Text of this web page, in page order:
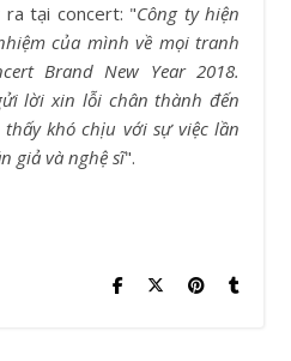
ra tại concert: "Công ty hiện
của mình về mọi tranh
Brand New Year 2018.
lời xin lỗi chân thành đến
khó chịu với sự việc lần
giả và nghệ sĩ".